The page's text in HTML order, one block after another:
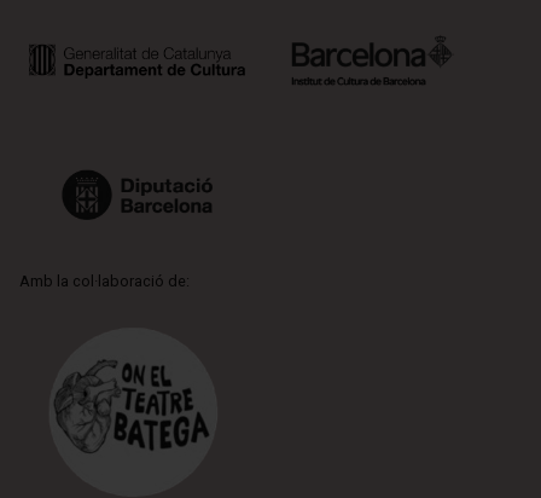
Amb la col·laboració de: